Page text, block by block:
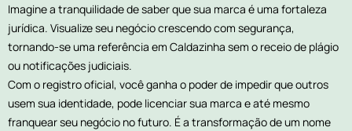
Imagine a tranquilidade de saber que sua marca é uma fortaleza
jurídica. Visualize seu negócio crescendo com segurança,
tornando-se uma referência em Caldazinha sem o receio de plágio
ou notificações judiciais.
Com o registro oficial, você ganha o poder de impedir que outros
usem sua identidade, pode licenciar sua marca e até mesmo
franquear seu negócio no futuro. É a transformação de um nome